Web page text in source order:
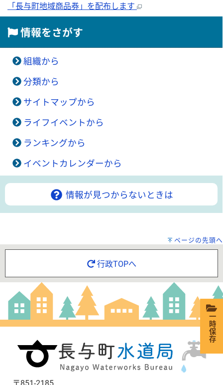
「長与町地域商品券」を配布します
情報をさがす
組織から
分類から
サイトマップから
ライフイベントから
ランキングから
イベントカレンダーから
情報が見つからないときは
ページの先頭へ
行政TOPへ
一時保存